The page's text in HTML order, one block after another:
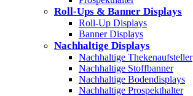
Roll-Ups & Banner Displays
Roll-Up Displays
Banner Displays
Nachhaltige Displays
Nachhaltige Thekenaufsteller
Nachhaltige Stoffbanner
Nachhaltige Bodendisplays
Nachhaltige Prospekthalter